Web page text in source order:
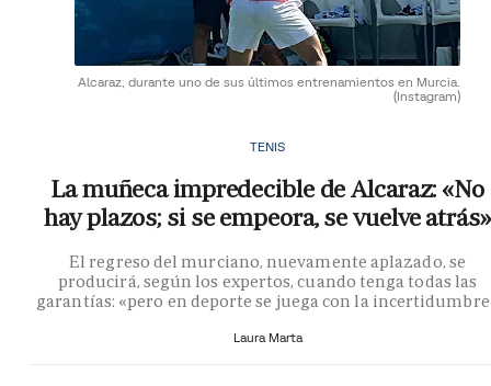
Alcaraz, durante uno de sus últimos entrenamientos en Murcia.
(Instagram)
TENIS
La muñeca impredecible de Alcaraz: «No
hay plazos; si se empeora, se vuelve atrás»
El regreso del murciano, nuevamente aplazado, se
producirá, según los expertos, cuando tenga todas las
garantías: «pero en deporte se juega con la
Laura Marta